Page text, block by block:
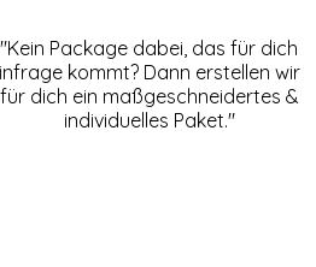
"Kein Package dabei, das für dich
infrage kommt? Dann erstellen wir
für dich ein maßgeschneidertes &
individuelles Paket."